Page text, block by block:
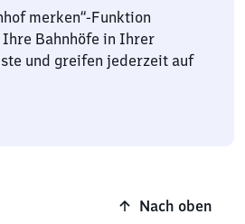
merken“-Funktion
Bahnhöfe in Ihrer
und greifen jederzeit auf
Nach oben